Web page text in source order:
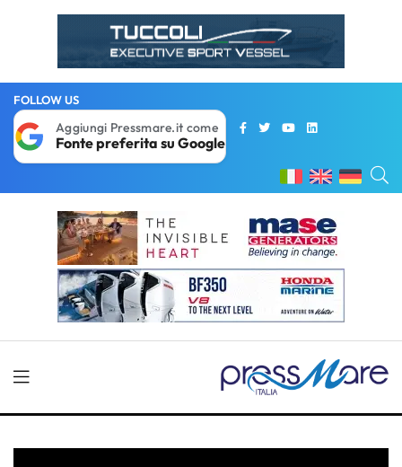
FOLLOW US
Aggiungi Pressmare.it come
Fonte preferita su Google